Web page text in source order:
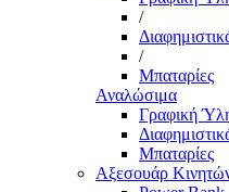
/
/
Μπαταρίες
Αναλώσιμα
Γραφική
Μπαταρίες
Αξεσουάρ